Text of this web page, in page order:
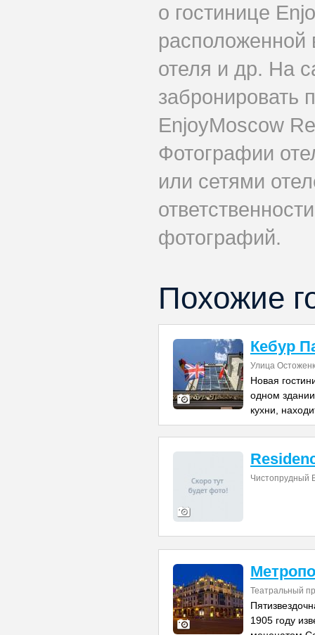
о гостинице
отеля и др. На
забронировать
EnjoyMoscow
Фотографии
или сетями
фотографий.
Похожие
Кебур
Улица
Новая
одном
кухни,
Чистопрудный
Театральный
1905 году